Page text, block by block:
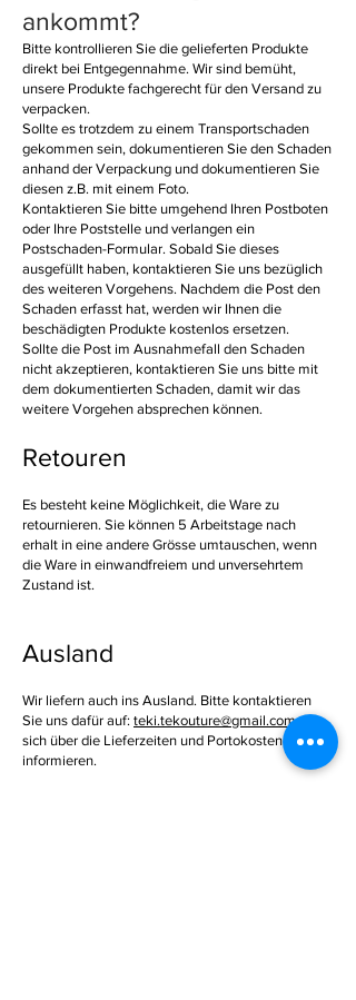
ankommt?
Bitte kontrollieren Sie die gelieferten Produkte
direkt bei Entgegennahme. Wir sind bemüht,
unsere Produkte fachgerecht für den Versand zu
verpacken.
Sollte es trotzdem zu einem Transportschaden
gekommen sein, dokumentieren Sie den Schaden
anhand der Verpackung und dokumentieren Sie
diesen z.B. mit einem Foto.
Kontaktieren Sie bitte umgehend Ihren Postboten
oder Ihre Poststelle und verlangen ein
Postschaden-Formular. Sobald Sie dieses
ausgefüllt haben, kontaktieren Sie uns bezüglich
des weiteren Vorgehens. Nachdem die Post den
Schaden erfasst hat, werden wir Ihnen die
beschädigten Produkte kostenlos ersetzen.
Sollte die Post im Ausnahmefall den Schaden
nicht akzeptieren, kontaktieren Sie uns bitte mit
dem dokumentierten Schaden, damit wir das
weitere Vorgehen absprechen können.
Retouren
Es besteht keine Möglichkeit, die Ware zu
retournieren. Sie können 5 Arbeitstage nach
erhalt in eine andere Grösse umtauschen, wenn
die Ware in einwandfreiem und unversehrtem
Zustand ist.
Ausland
Wir liefern auch ins Ausland. Bitte kontaktieren
Sie uns dafür auf: teki.tekouture@gmail.comum
sich über die Lieferzeiten und Portokosten zu
informieren.